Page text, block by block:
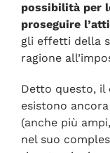
possibilità per
proseguire
gli effetti della
ragione
Detto questo, il
esistono
(anche più
nel suo